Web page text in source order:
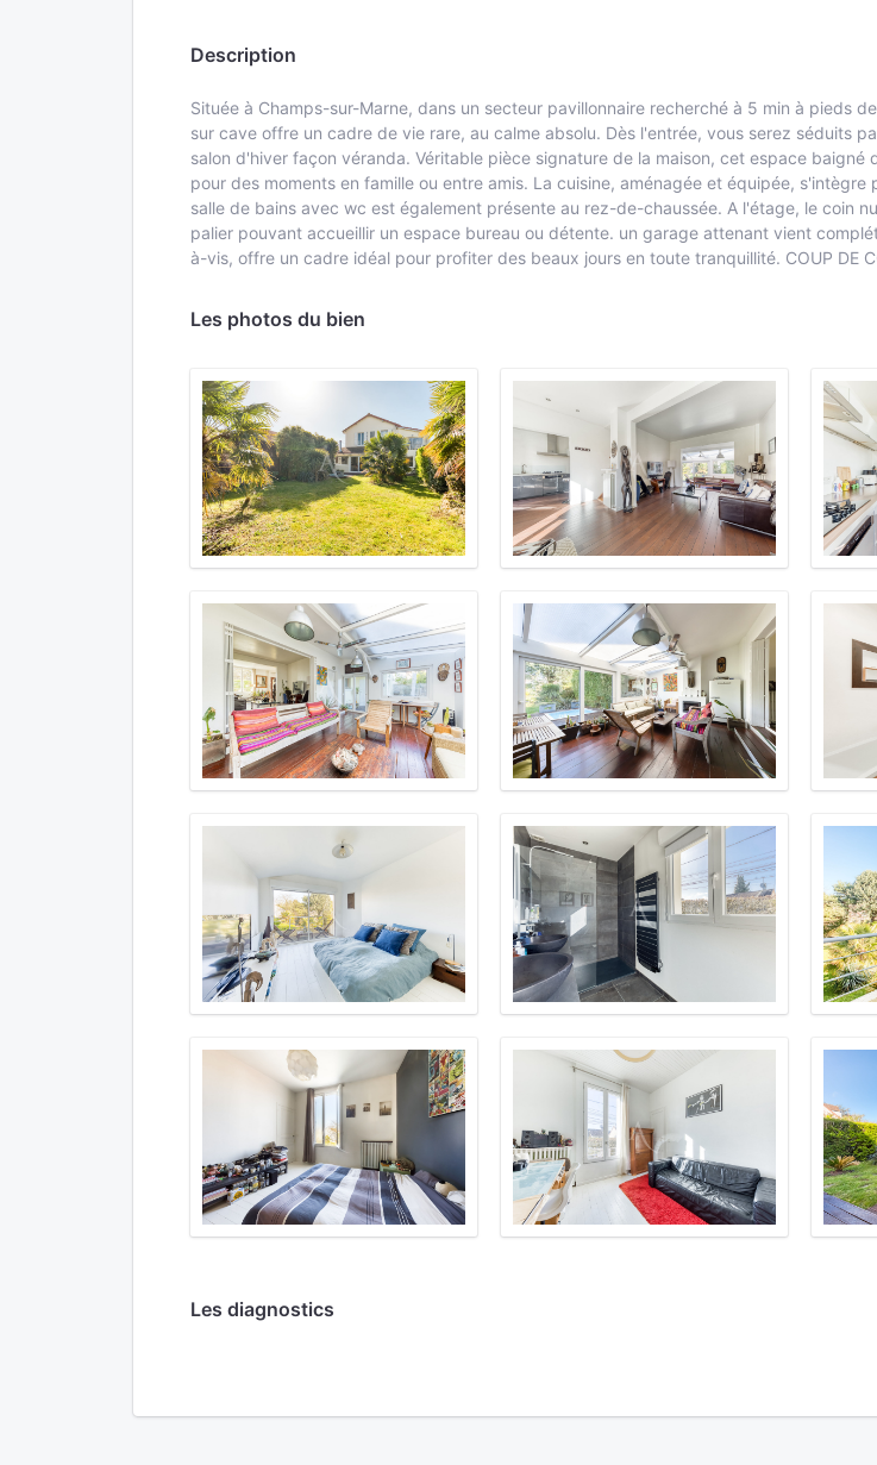
Description
Située à Champs-sur-Marne, dans un secteur pavillonnaire recherché à 5 min à pieds
sur cave offre un cadre de vie rare, au calme absolu. Dès l'entrée, vous serez séduits
salon d'hiver façon véranda. Véritable pièce signature de la maison, cet espace
pour des moments en famille ou entre amis. La cuisine, aménagée et équipée,
salle de bains avec wc est également présente au rez-de-chaussée. A l'étage, le coin
palier pouvant accueillir un espace bureau ou détente. un garage attenant vient
à-vis, offre un cadre idéal pour profiter des beaux jours en toute tranquillité. COUP DE
Les photos du bien
Les diagnostics